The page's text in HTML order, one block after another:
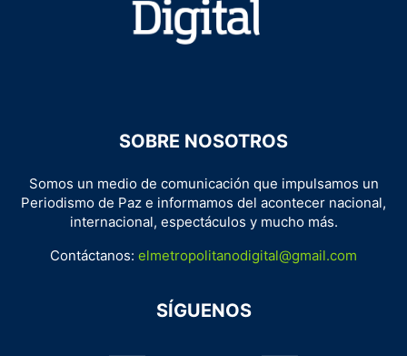
SOBRE NOSOTROS
Somos un medio de comunicación que impulsamos un
Periodismo de Paz e informamos del acontecer nacional,
internacional, espectáculos y mucho más.
Contáctanos: elmetropolitanodigital@gmail.com
SÍGUENOS